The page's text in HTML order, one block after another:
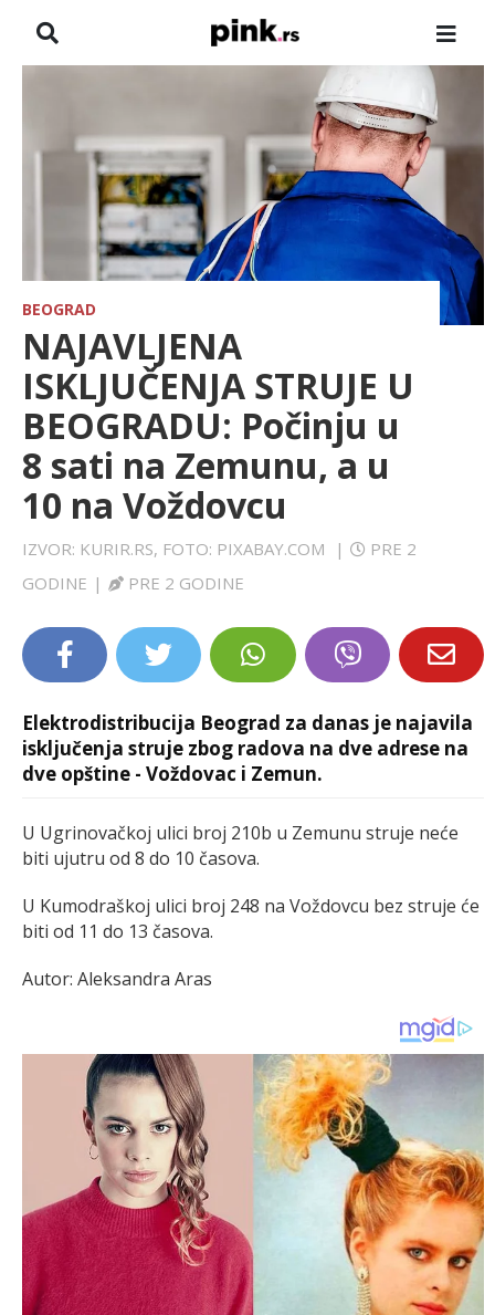
ZADRUGA
SHOWBIZ
HRONIKA
FARMERI
TV
SPORT
LIFESTYLE
EXTRA
BEOGRAD
NAJAVLJENA
ISKLJUČENJA STRUJE U
BEOGRADU: Počinju u
8 sati na Zemunu, a u
10 na Voždovcu
IZVOR: KURIR.RS, FOTO: PIXABAY.COM |
PRE 2
GODINE | PRE 2 GODINE
Elektrodistribucija Beograd za danas je najavila
isključenja struje zbog radova na dve adrese na
dve opštine - Voždovac i Zemun.
U Ugrinovačkoj ulici broj 210b u Zemunu struje neće
biti ujutru od 8 do 10 časova.
U Kumodraškoj ulici broj 248 na Voždovcu bez struje će
biti od 11 do 13 časova.
Autor: Aleksandra Aras